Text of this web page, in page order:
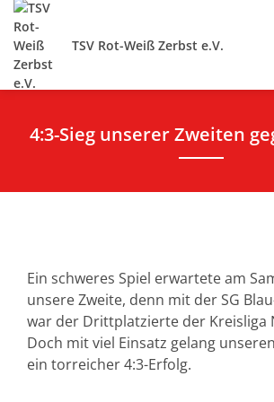
TSV Rot-Weiß Zerbst e.V.
4:3-Sieg unserer Zweiten
Ein schweres Spiel erwartete am
unsere Zweite, denn mit der SG
war der Drittplatzierte der Kreisliga
Doch mit viel Einsatz gelang
ein torreicher 4:3-Erfolg.